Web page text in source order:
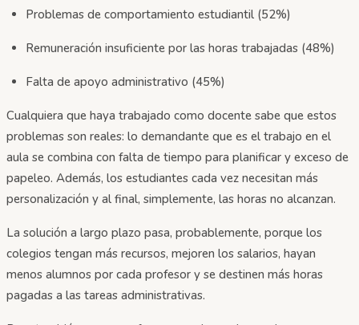
Problemas de comportamiento estudiantil (52%)
Remuneración insuficiente por las horas trabajadas (48%)
Falta de apoyo administrativo (45%)
Cualquiera que haya trabajado como docente sabe que estos
problemas son reales: lo demandante que es el trabajo en el
aula se combina con falta de tiempo para planificar y exceso de
papeleo. Además, los estudiantes cada vez necesitan más
personalización y al final, simplemente, las horas no alcanzan.
La solución a largo plazo pasa, probablemente, porque los
colegios tengan más recursos, mejoren los salarios, hayan
menos alumnos por cada profesor y se destinen más horas
pagadas a las tareas administrativas.